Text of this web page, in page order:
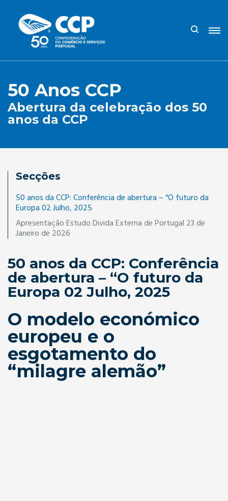
50 Anos CCP
Abertura da celebração dos 50
anos da CCP
50 anos da CCP: Conferência
de abertura – “O futuro da
Europa 02 Julho, 2025
O modelo económico
europeu e o
esgotamento do
“milagre alemão”
Secções
50 anos da CCP: Conferência de abertura – “O futuro da
Europa 02 Julho, 2025
Apresentação Estudo Divida Externa de Portugal 23 de
Janeiro de 2026